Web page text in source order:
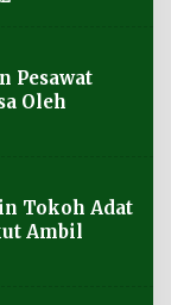
Pesawat
Oleh
Tokoh Adat
Ambil